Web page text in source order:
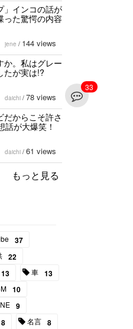
33
」インコの話が
た驚愕の内容
jene / 144 views
か。私はグレー
たが実は!?
daichi / 78 views
だからこそ許さ
話が大爆笑！
daichi / 61 views
もっと見る
37
22
13 車 13
10
9
8 名言 8